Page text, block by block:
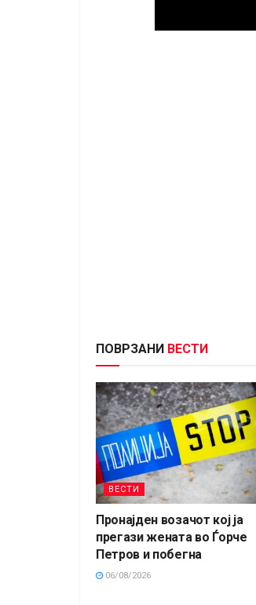
ПОВРЗАНИ ВЕСТИ
ВЕСТИ
Пронајден возачот кој ја
прегази жената во Ѓорче
Петров и побегна
06/08/2026